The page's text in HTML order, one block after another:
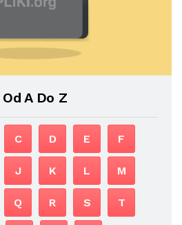
A Do Z
C D E F
J K L M
Q R S T